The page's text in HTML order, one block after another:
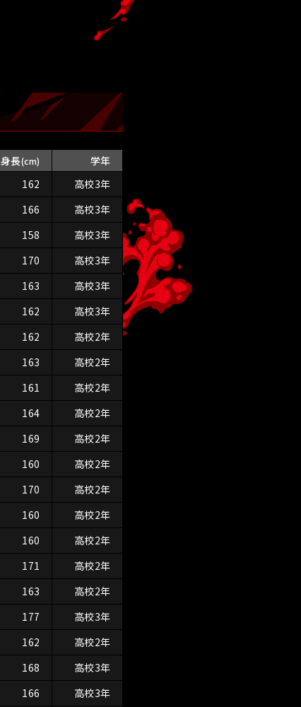
身長(cm)
学年
162
高校3年
166
高校3年
158
高校3年
170
高校3年
163
高校3年
162
高校3年
162
高校2年
163
高校2年
161
高校2年
164
高校2年
169
高校2年
160
高校2年
170
高校2年
160
高校2年
160
高校2年
171
高校2年
163
高校2年
177
高校3年
162
高校2年
168
高校3年
166
高校3年